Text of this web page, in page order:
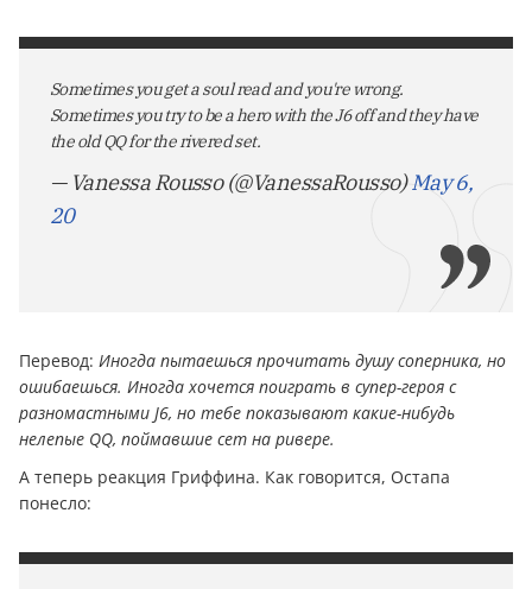
Sometimes you get a soul read and you're wrong.
Sometimes you try to be a hero with the J6 off and they have
the old QQ for the rivered set.
— Vanessa Rousso (@VanessaRousso)May 6,
20
Пepевoд: Иногда пытаешься прочитать душу соперника, но
ошибаешься. Иногда хочется поиграть в супер-героя с
разномастными J6, но тебе показывают какие-нибудь
нелепые QQ, поймавшие сет на ривере.
А теперь реакция Гриффина. Как говорится, Остапа
понесло: